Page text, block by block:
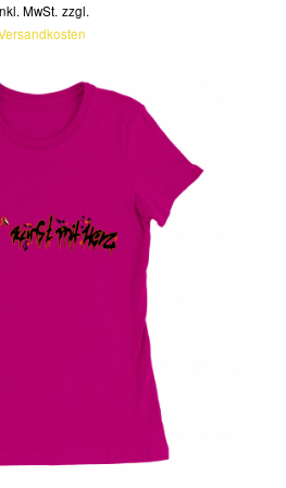
MwSt. zzgl.